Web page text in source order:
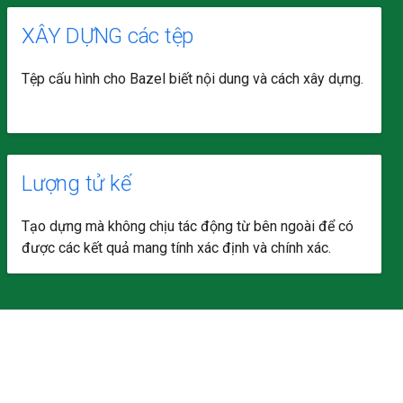
XÂY DỰNG các tệp
Tệp cấu hình cho Bazel biết nội dung và cách xây dựng.
Lượng tử kế
Tạo dựng mà không chịu tác động từ bên ngoài để có
được các kết quả mang tính xác định và chính xác.